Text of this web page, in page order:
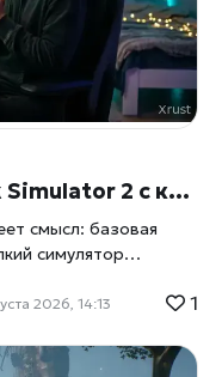
ради новых маршрутов
смысл: базовая
симулятор
города и
перед личной
2026, 14:13 1